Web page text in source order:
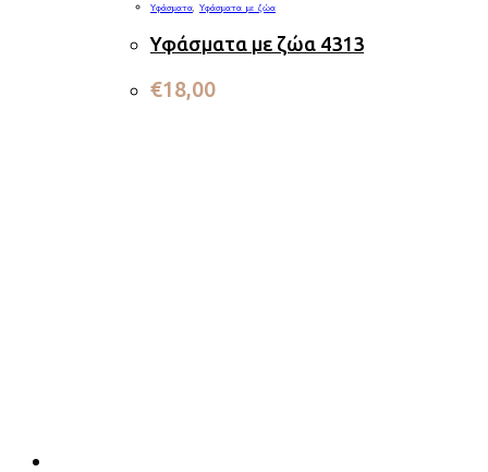
Υφάσματα, Υφάσματα με ζώα
Υφάσματα με ζώα 4313
€18,00